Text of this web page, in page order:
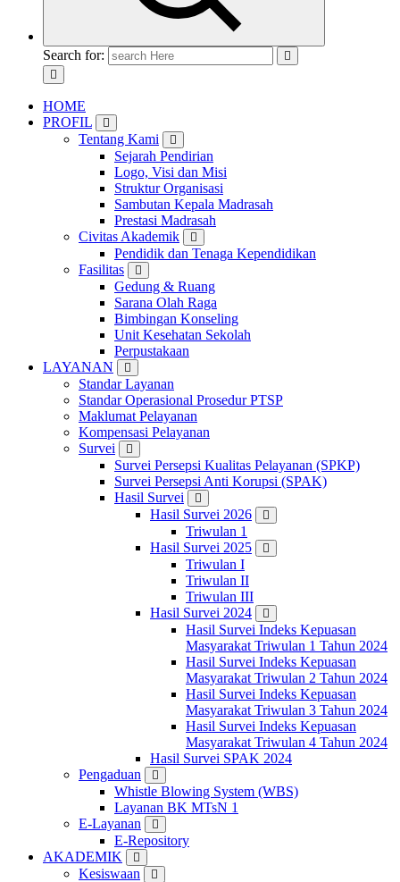
Search for:
HOME
PROFIL
Tentang Kami
Sejarah Pendirian
Logo, Visi dan Misi
Struktur Organisasi
Sambutan Kepala Madrasah
Prestasi Madrasah
Civitas Akademik
Pendidik dan Tenaga Kependidikan
Fasilitas
Gedung & Ruang
Sarana Olah Raga
Bimbingan Konseling
Unit Kesehatan Sekolah
Perpustakaan
LAYANAN
Standar Layanan
Standar Operasional Prosedur PTSP
Maklumat Pelayanan
Kompensasi Pelayanan
Survei
Survei Persepsi Kualitas Pelayanan (SPKP)
Survei Persepsi Anti Korupsi (SPAK)
Hasil Survei
Hasil Survei 2026
Triwulan 1
Hasil Survei 2025
Triwulan I
Triwulan II
Triwulan III
Hasil Survei 2024
Hasil Survei Indeks Kepuasan
Masyarakat Triwulan 1 Tahun 2024
Hasil Survei Indeks Kepuasan
Masyarakat Triwulan 2 Tahun 2024
Hasil Survei Indeks Kepuasan
Masyarakat Triwulan 3 Tahun 2024
Hasil Survei Indeks Kepuasan
Masyarakat Triwulan 4 Tahun 2024
Hasil Survei SPAK 2024
Pengaduan
Whistle Blowing System (WBS)
Layanan BK MTsN 1
E-Layanan
E-Repository
AKADEMIK
Kesiswaan